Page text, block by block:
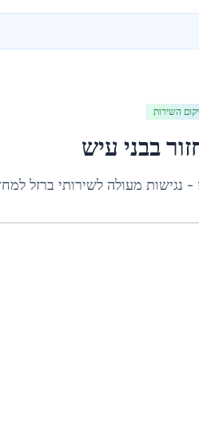
השירות
בבני עיש
- נגישות מעולה לשירותי ברזל